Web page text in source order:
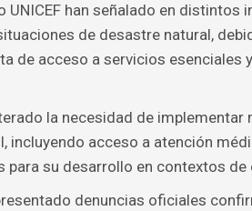
UNICEF han señalado en distintos
de desastre natural,
de acceso a servicios esenciales
la necesidad de implementar
acceso a atención
su desarrollo en contextos de
denuncias oficiales